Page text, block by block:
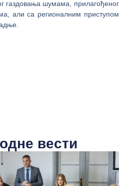
газдовања шумама, прилагођеног
али са регионалним приступом
вести